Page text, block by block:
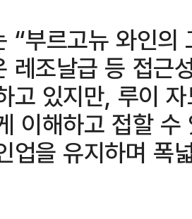
“부르고뉴 와인
레조날급 등 접근
고 있지만, 루이
이해하고 접할
업을 유지하며 폭